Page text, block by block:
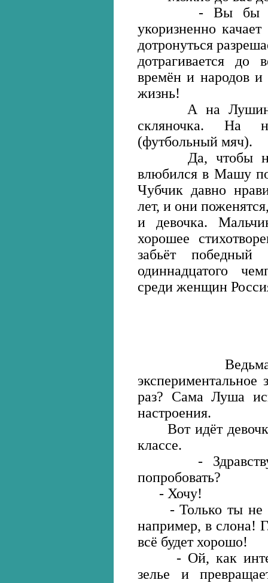
- Вы бы
укоризненно
дотронуться
дотрагивается до
времён и народов и
жизнь!
А на Лушиной
скляночка.
(футбольный мяч).
Да, чтобы не
влюбился в Машу
Чубчик давно
лет, и они
и девочка.
хорошее
забьёт
одиннадцатого
среди женщин
Ведьма
экспериментальное
раз? Сама Луша
настроения.
Вот идёт
классе.
- Здравствуй,
попробовать?
- Хочу!
- Только ты не
например, в слона!
всё будет хорошо!
- Ой, как
зелье и